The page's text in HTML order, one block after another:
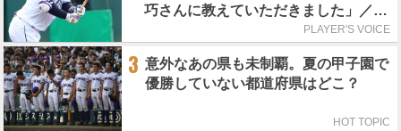
巧さんに教えていただきました」／憧
PLAYER'S VOICE
3 意外なあの県も未制覇。夏の甲子園で
優勝していない都道府県はどこ？
HOT TOPIC